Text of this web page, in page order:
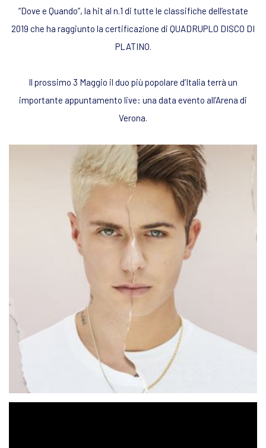
“Dove e Quando”, la hit al n.1 di tutte le classifiche dell’estate
2019 che ha raggiunto la certificazione di QUADRUPLO DISCO DI
PLATINO.
Il prossimo 3 Maggio il duo più popolare d’Italia terrà un
importante appuntamento live: una data evento all’Arena di
Verona.